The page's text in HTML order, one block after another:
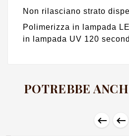
Non rilasciano strato
Polimerizza in lampada
in lampada UV 120
POTREBBE
 